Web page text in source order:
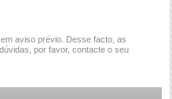
aviso prévio. Desse facto, as
por favor, contacte o seu